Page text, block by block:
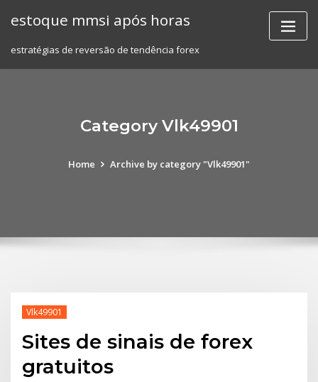
estoque mmsi após horas
estratégias de reversão de tendência forex
Category Vlk49901
Home Archive by category "Vlk49901"
Vlk49901
Sites de sinais de forex
gratuitos